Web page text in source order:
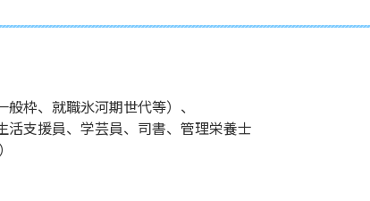
枠、就職氷河期世代等）、
援員、学芸員、司書、管理栄養士